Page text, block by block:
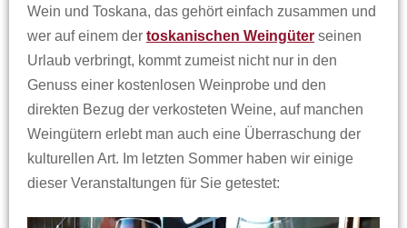
Wein und Toskana, das gehört einfach zusammen und
wer auf einem der toskanischen Weingüter seinen
Urlaub verbringt, kommt zumeist nicht nur in den
Genuss einer kostenlosen Weinprobe und den
direkten Bezug der verkosteten Weine, auf manchen
Weingütern erlebt man auch eine Überraschung der
kulturellen Art. Im letzten Sommer haben wir einige
dieser Veranstaltungen für Sie getestet: